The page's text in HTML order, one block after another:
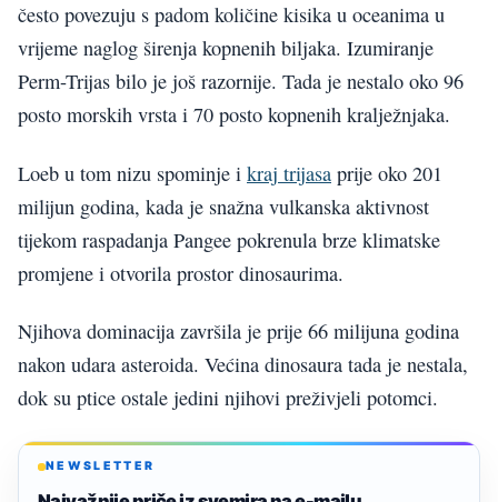
često povezuju s padom količine kisika u oceanima u
vrijeme naglog širenja kopnenih biljaka. Izumiranje
Perm-Trijas bilo je još razornije. Tada je nestalo oko 96
posto morskih vrsta i 70 posto kopnenih kralježnjaka.
Loeb u tom nizu spominje i kraj trijasa prije oko 201
milijun godina, kada je snažna vulkanska aktivnost
tijekom raspadanja Pangee pokrenula brze klimatske
promjene i otvorila prostor dinosaurima.
Njihova dominacija završila je prije 66 milijuna godina
nakon udara asteroida. Većina dinosaura tada je nestala,
dok su ptice ostale jedini njihovi preživjeli potomci.
NEWSLETTER